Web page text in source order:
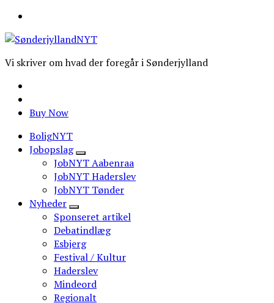
Vi skriver om hvad der foregår i Sønderjylland
Buy Now
BoligNYT
Jobopslag
JobNYT Aabenraa
JobNYT Haderslev
JobNYT Tønder
Nyheder
Sponseret artikel
Debatindlæg
Esbjerg
Festival / Kultur
Haderslev
Mindeord
Regionalt